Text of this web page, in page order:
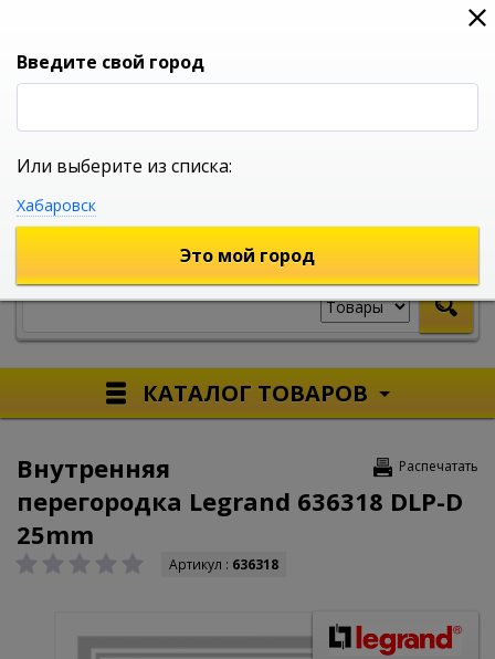
0
УНИВЕРСАЛЬНЫЙ ИНТЕРНЕТ МАГАЗИН
КАТАЛОГ ТОВАРОВ
Распечатать
Внутренняя
перегородка Legrand 636318 DLP-D
25mm
Артикул : 636318
Введите свой город
Или выберите из списка:
Хабаровск
Это мой город